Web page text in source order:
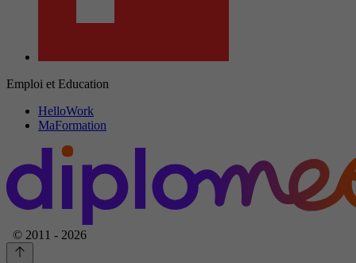
Emploi et Education
HelloWork
MaFormation
© 2011 - 2026